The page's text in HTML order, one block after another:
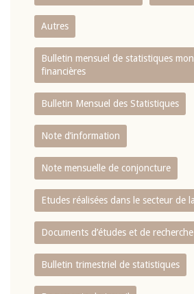
Autres
Bulletin mensuel de statistiques
financières
Bulletin Mensuel des Statistiques
Note d’information
Note mensuelle de conjoncture
Etudes réalisées dans le secteur de
Documents d’études et de
Bulletin trimestriel de statistiques